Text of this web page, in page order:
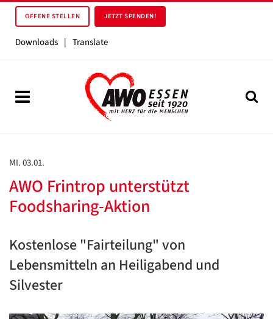
OFFENE STELLEN JETZT SPENDEN!
Downloads | Translate
MI. 03.01.
AWO Frintrop unterstützt
Foodsharing-Aktion
Kostenlose "Fairteilung" von
Lebensmitteln an Heiligabend und
Silvester